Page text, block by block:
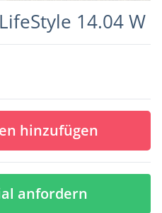
14.04 W
hinzufügen
anfordern